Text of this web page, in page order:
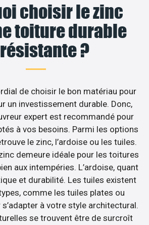
choisir le zinc
toiture durable
?
de choisir le bon matériau pour
un investissement durable. Donc,
expert est recommandé pour
à vos besoins. Parmi les options
le zinc, l’ardoise ou les tuiles.
demeure idéale pour les toitures
aux intempéries. L’ardoise, quant
et durabilité. Les tuiles existent
comme les tuiles plates ou
à votre style architectural.
se trouvent être de surcroît